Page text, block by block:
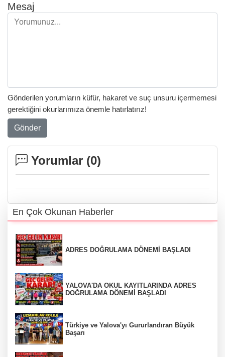
Mesaj
Gönderilen yorumların küfür, hakaret ve suç unsuru içermemesi
gerektiğini okurlarımıza önemle hatırlatırız!
Gönder
Yorumlar (0)
En Çok Okunan Haberler
ADRES DOĞRULAMA DÖNEMİ BAŞLADI
YALOVA'DA OKUL KAYITLARINDA ADRES
DOĞRULAMA DÖNEMİ BAŞLADI
Türkiye ve Yalova'yı Gururlandıran Büyük
Başarı